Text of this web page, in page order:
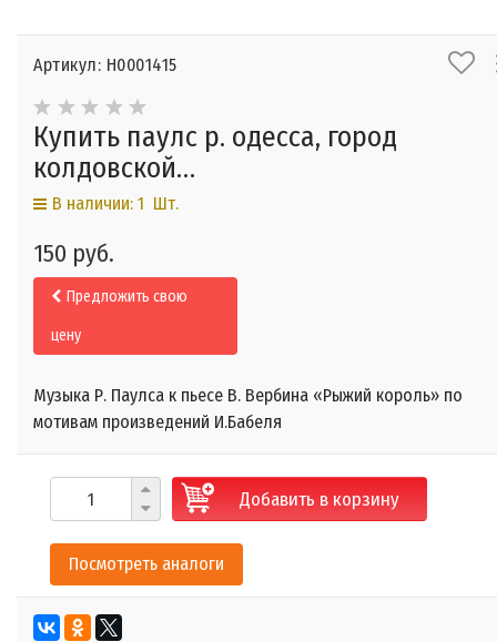
Артикул: Н0001415
Купить паулс р. одесса, город
колдовской…
В наличии: 1 Шт.
150 руб.
Предложить свою
цену
Музыка Р. Паулса к пьесе В. Вербина «Рыжий король» по
мотивам произведений И.Бабеля
Добавить в корзину
Посмотреть аналоги